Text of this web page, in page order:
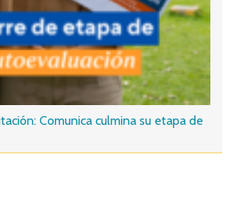
Comunica culmina su etapa de